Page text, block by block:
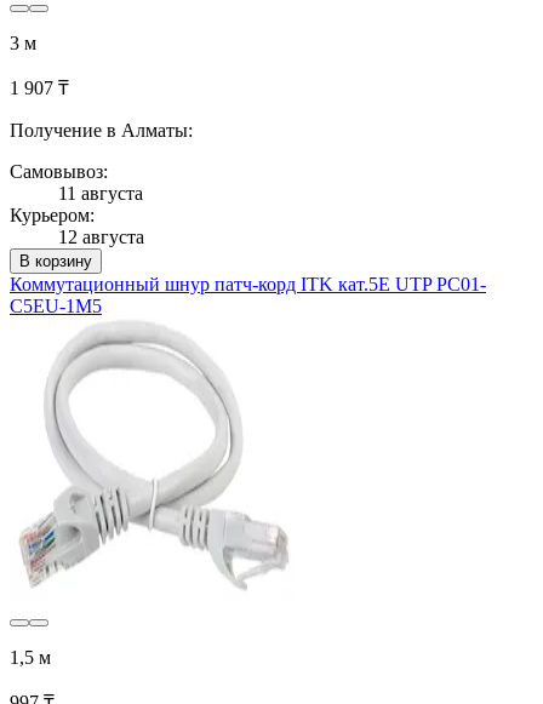
3 м
1 907 ₸
Получение в Алматы:
Самовывоз:
11 августа
Курьером:
12 августа
В корзину
Коммутационный шнур патч-корд ITK кат.5Е UTP PC01-
C5EU-1M5
1,5 м